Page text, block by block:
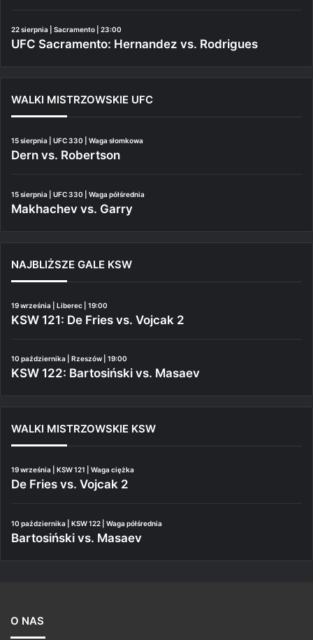
22 sierpnia | Sacramento | 23:00
UFC Sacramento: Hernandez vs. Rodrigues
WALKI MISTRZOWSKIE UFC
15 sierpnia | UFC 330 | Waga słomkowa
Dern vs. Robertson
15 sierpnia | UFC 330 | Waga półśrednia
Makhachev vs. Garry
NAJBLIŻSZE GALE KSW
19 września | Liberec | 19:00
KSW 121: De Fries vs. Vojcak 2
10 października | Rzeszów | 19:00
KSW 122: Bartosiński vs. Masaev
WALKI MISTRZOWSKIE KSW
19 września | KSW 121 | Waga ciężka
De Fries vs. Vojcak 2
10 października | KSW 122 | Waga półśrednia
Bartosiński vs. Masaev
O NAS